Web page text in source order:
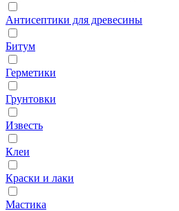
Антисептики для древесины
Битум
Герметики
Грунтовки
Известь
Клеи
Краски и лаки
Мастика